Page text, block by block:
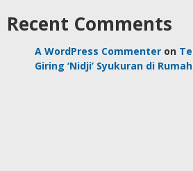
Recent Comments
A WordPress Commenter on
Giring ‘Nidji’ Syukuran di